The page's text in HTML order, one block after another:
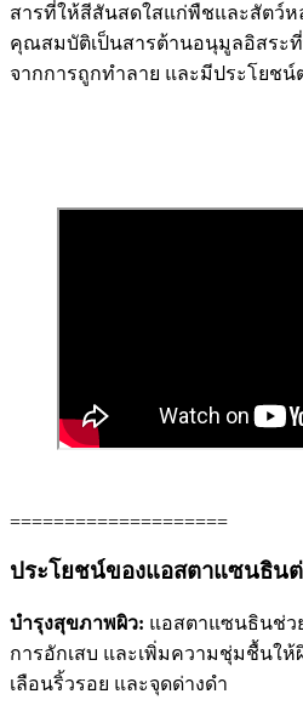
สารที่ให้สีสันสดใสแก่พืชและสัตว์
คุณสมบัติเป็นสารต้านอนุมูลอิสระที่
จากการถูกทำลาย และมีประโยช
====================
ประโยชน์ของแอสตาแซนธิน
บำรุงสุขภาพผิว: แอสตาแซนธินช่ว
การอักเสบ และเพิ่มความชุ่มชื้นให้
เลือนริ้วรอย และจุดด่างดำ